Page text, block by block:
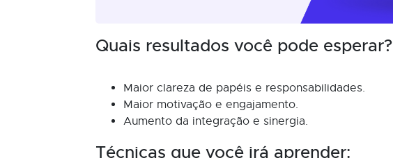
Quais resultados você pode esperar?
Maior clareza de papéis e responsabilidades.
Maior motivação e engajamento.
Aumento da integração e sinergia.
Técnicas que você irá aprender: